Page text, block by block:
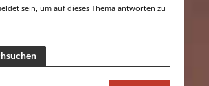
sein, um auf dieses Thema antworten zu